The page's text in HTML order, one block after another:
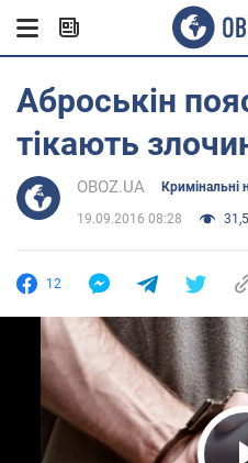
Аброськін
тікають
OBOZ.UA Кримінальні
19.09.2016 08:28
12